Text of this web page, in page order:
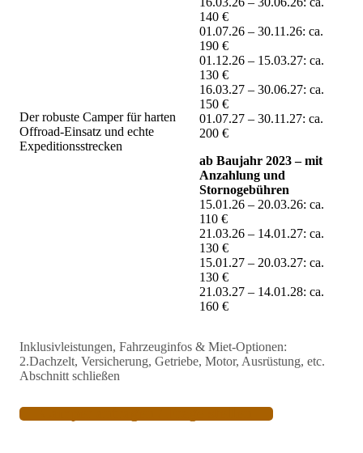
ca. 30 €/Tag – Expeditions- & Dünen-Ausstattung: 2.8
ltr-Motor, Schnorchel, höhere Bodenfreiheit, verstärkte
Offroad-Reifen, verstärkter Unterbodenschutz
25 €/Tag – Premium-Versicherung: Selbstbeteiligung
2.000 NAD / 0 NAD, Überschlag, Windschutzscheiben,
ca. 50-70 €/Tag – europäische Vollkasko & Haftpflicht-
Erweiterung: keine Selbstbeteiligung, 10 Mio €
Haftpflichtzusatz, Seitenscheiben, Felgen, Unterboden,
Getriebe, Kupplung, Schlüsselverlust und
Fahrlässigkeitsschäden gedeckt
kostenfrei – Grenzübertrittserlaubnis
auf Anfrage – Kindersitze, GPS, Satellitentelefon,
Varianten, Automatik- oder Schaltgetriebe, Doppeltank
und einem robusten, abschließbaren und blicksicheren
Aluminium-Aufbau der Ladefläche für Ihr Gepäck und
Die großen, komfortablen, zuverlässigen und robusten Toyota
Der robuste Camper für harten
Offroad-Einsatz und echte
Expeditionsstrecken
140 €
01.07.26 – 30.11.26: ca.
190 €
01.12.26 – 15.03.27: ca.
130 €
16.03.27 – 30.06.27: ca.
150 €
01.07.27 – 30.11.27: ca.
200 €
ab Baujahr 2023 – mit
Anzahlung und
Stornogebühren
15.01.26 – 20.03.26: ca.
110 €
21.03.26 – 14.01.27: ca.
130 €
15.01.27 – 20.03.27: ca.
130 €
21.03.27 – 14.01.28: ca.
160 €
Inklusivleistungen
Beratung rund um Ihre Reise
Inklusivleistungen, Fahrzeuginfos & Miet-Optionen:
2.Dachzelt, Versicherung, Getriebe, Motor, Ausrüstung, etc.
Abschnitt schließen
Camper anfragen / Frage stellen